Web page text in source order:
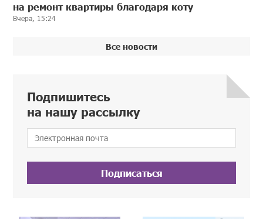
на ремонт квартиры благодаря коту
Вчера, 15:24
Все новости
Подпишитесь
на нашу рассылку
Подписаться